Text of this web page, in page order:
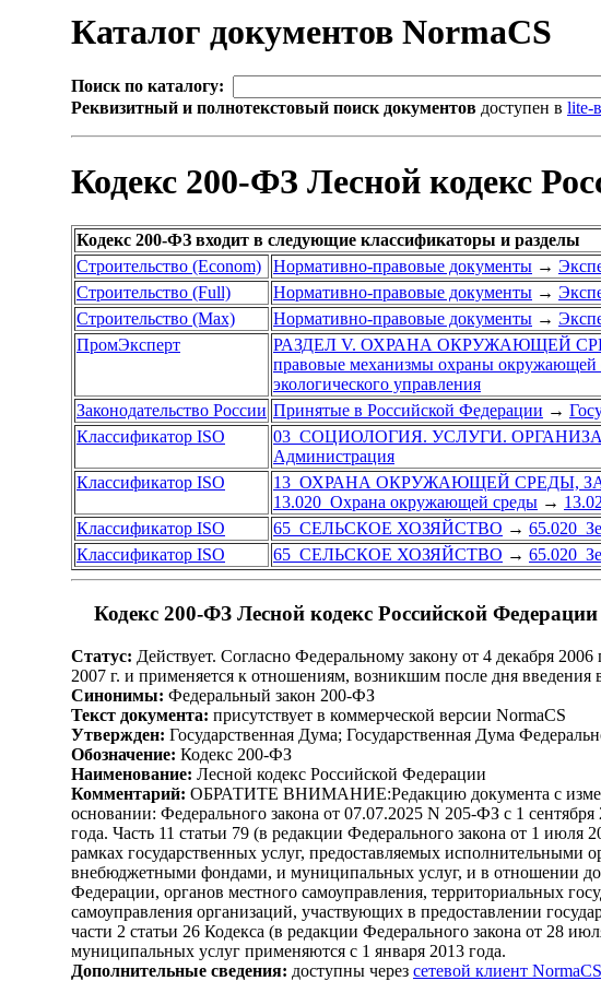
Каталог документов NormaCS
Поиск по каталогу:
Реквизитный и полнотекстовый поиск документов доступен в lite-
Кодекс 200-ФЗ Лесной кодекс
Кодекс 200-ФЗ входит в следующие классификаторы и разделы
Строительство (Econom)
Нормативно-правовые документы →
Строительство (Full)
Нормативно-правовые документы →
Строительство (Max)
Нормативно-правовые документы →
ПромЭксперт
РАЗДЕЛ V. ОХРАНА ОКРУЖАЮЩЕЙ
правовые механизмы охраны окружающей
экологического управления
Законодательство России Принятые в Российской Федерации →
Классификатор ISO
03 СОЦИОЛОГИЯ. УСЛУГИ.
Администрация
Классификатор ISO
13 ОХРАНА ОКРУЖАЮЩЕЙ СРЕДЫ,
13.020 Охрана окружающей среды →
Классификатор ISO
65 СЕЛЬСКОЕ ХОЗЯЙСТВО → 65.020
Классификатор ISO
65 СЕЛЬСКОЕ ХОЗЯЙСТВО → 65.020
Кодекс 200-ФЗ Лесной кодекс Российской Федерации
Статус: Действует. Согласно Федеральному закону от 4 декабря
2007 г. и применяется к отношениям, возникшим после дня введения
Синонимы: Федеральный закон 200-ФЗ
Текст документа: присутствует в коммерческой версии NormaCS
Утвержден: Государственная Дума; Государственная Дума
Обозначение: Кодекс 200-ФЗ
Наименование: Лесной кодекс Российской Федерации
Комментарий: ОБРАТИТЕ ВНИМАНИЕ:Редакцию документа с
основании: Федерального закона от 07.07.2025 N 205-ФЗ с 1
года. Часть 11 статьи 79 (в редакции Федерального закона от 1
рамках государственных услуг, предоставляемых исполнительными
внебюджетными фондами, и муниципальных услуг, и в отношении
Федерации, органов местного самоуправления, территориальных
самоуправления организаций, участвующих в предоставлении
части 2 статьи 26 Кодекса (в редакции Федерального закона от 28
муниципальных услуг применяются с 1 января 2013 года.
Дополнительные сведения: доступны через сетевой клиент NormaCS